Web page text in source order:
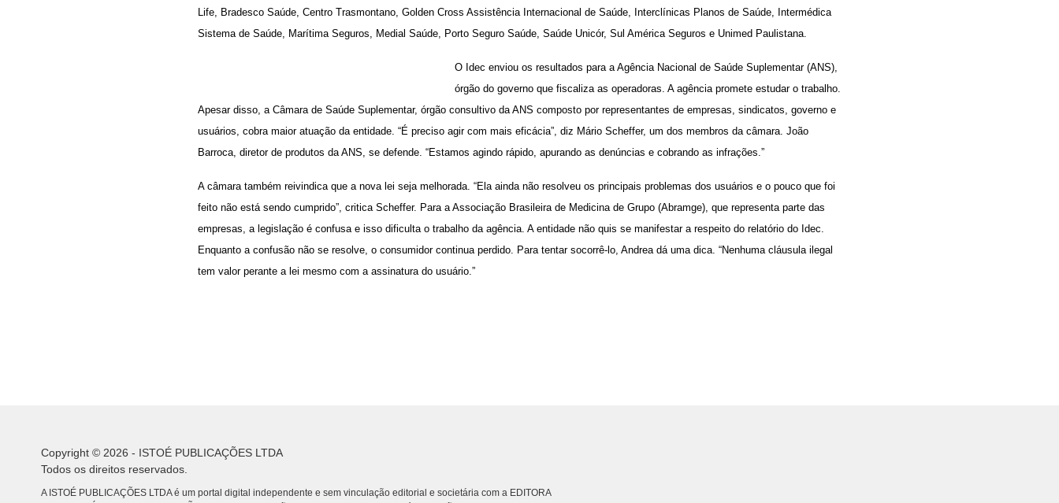
Life, Bradesco Saúde, Centro Trasmontano, Golden Cross Assistência Internacional de Saúde, Interclínicas Planos de Saúde, Intermédica
Sistema de Saúde, Marítima Seguros, Medial Saúde, Porto Seguro Saúde, Saúde Unicór, Sul América Seguros e Unimed Paulistana.
O Idec enviou os resultados para a Agência Nacional de Saúde Suplementar (ANS),
órgão do governo que fiscaliza as operadoras. A agência promete estudar o trabalho.
Apesar disso, a Câmara de Saúde Suplementar, órgão consultivo da ANS composto por representantes de empresas, sindicatos, governo e
usuários, cobra maior atuação da entidade. “É preciso agir com mais eficácia”, diz Mário Scheffer, um dos membros da câmara. João
Barroca, diretor de produtos da ANS, se defende. “Estamos agindo rápido, apurando as denúncias e cobrando as infrações.”
A câmara também reivindica que a nova lei seja melhorada. “Ela ainda não resolveu os principais problemas dos usuários e o pouco que foi
feito não está sendo cumprido”, critica Scheffer. Para a Associação Brasileira de Medicina de Grupo (Abramge), que representa parte das
empresas, a legislação é confusa e isso dificulta o trabalho da agência. A entidade não quis se manifestar a respeito do relatório do Idec.
Enquanto a confusão não se resolve, o consumidor continua perdido. Para tentar socorrê-lo, Andrea dá uma dica. “Nenhuma cláusula ilegal
tem valor perante a lei mesmo com a assinatura do usuário.”
Copyright © 2026 - ISTOÉ PUBLICAÇÕES LTDA
Todos os direitos reservados.
A ISTOÉ PUBLICAÇÕES LTDA é um portal digital independente e sem vinculação editorial e societária com a EDITORA